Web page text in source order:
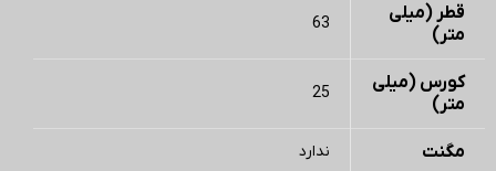
قطر (میلی
متر)
63
کورس (میلی
متر)
25
مگنت ندارد